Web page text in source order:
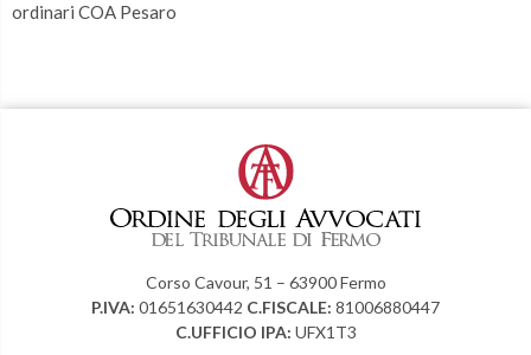
ordinari COA Pesaro
Corso Cavour, 51 – 63900 Fermo
P.IVA: 01651630442 C.FISCALE: 81006880447
C.UFFICIO IPA: UFX1T3